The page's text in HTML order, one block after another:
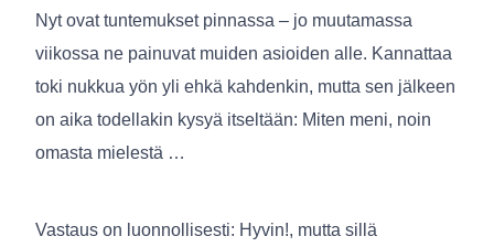
Nyt ovat tuntemukset pinnassa – jo muutamassa
viikossa ne painuvat muiden asioiden alle. Kannattaa
toki nukkua yön yli ehkä kahdenkin, mutta sen jälkeen
on aika todellakin kysyä itseltään: Miten meni, noin
omasta mielestä …
Vastaus on luonnollisesti: Hyvin!, mutta sillä